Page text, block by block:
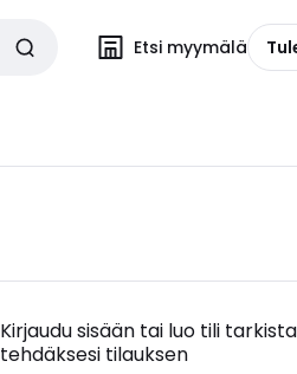
Etsi myymälä
Kirjaudu sisään tai luo tili
tehdäksesi tilauksen